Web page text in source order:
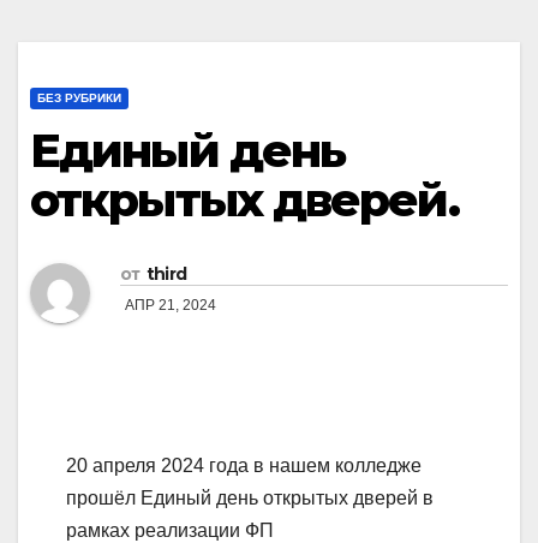
БЕЗ РУБРИКИ
Единый день
открытых дверей.
от third
АПР 21, 2024
20 апреля 2024 года в нашем колледже
прошёл Единый день открытых дверей в
рамках реализации ФП